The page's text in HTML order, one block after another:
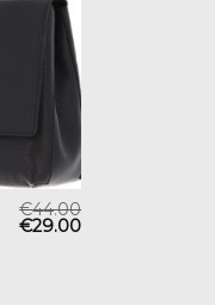
€44.00
€29.00